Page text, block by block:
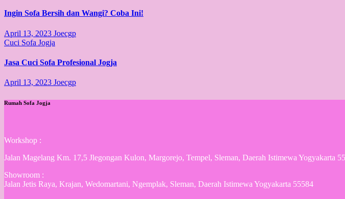
Ingin Sofa Bersih dan Wangi? Coba Ini!
April 13, 2023 Joecgp
Cuci Sofa Jogja
Jasa Cuci Sofa Profesional Jogja
April 13, 2023 Joecgp
Rumah Sofa Jogja
Workshop :
Jalan Magelang Km. 17,5 Jlegongan Kulon, Margorejo, Tempel, Sleman, Daerah Istimewa Yogyakarta
Showroom :
Jalan Jetis Raya, Krajan, Wedomartani, Ngemplak, Sleman, Daerah Istimewa Yogyakarta 55584